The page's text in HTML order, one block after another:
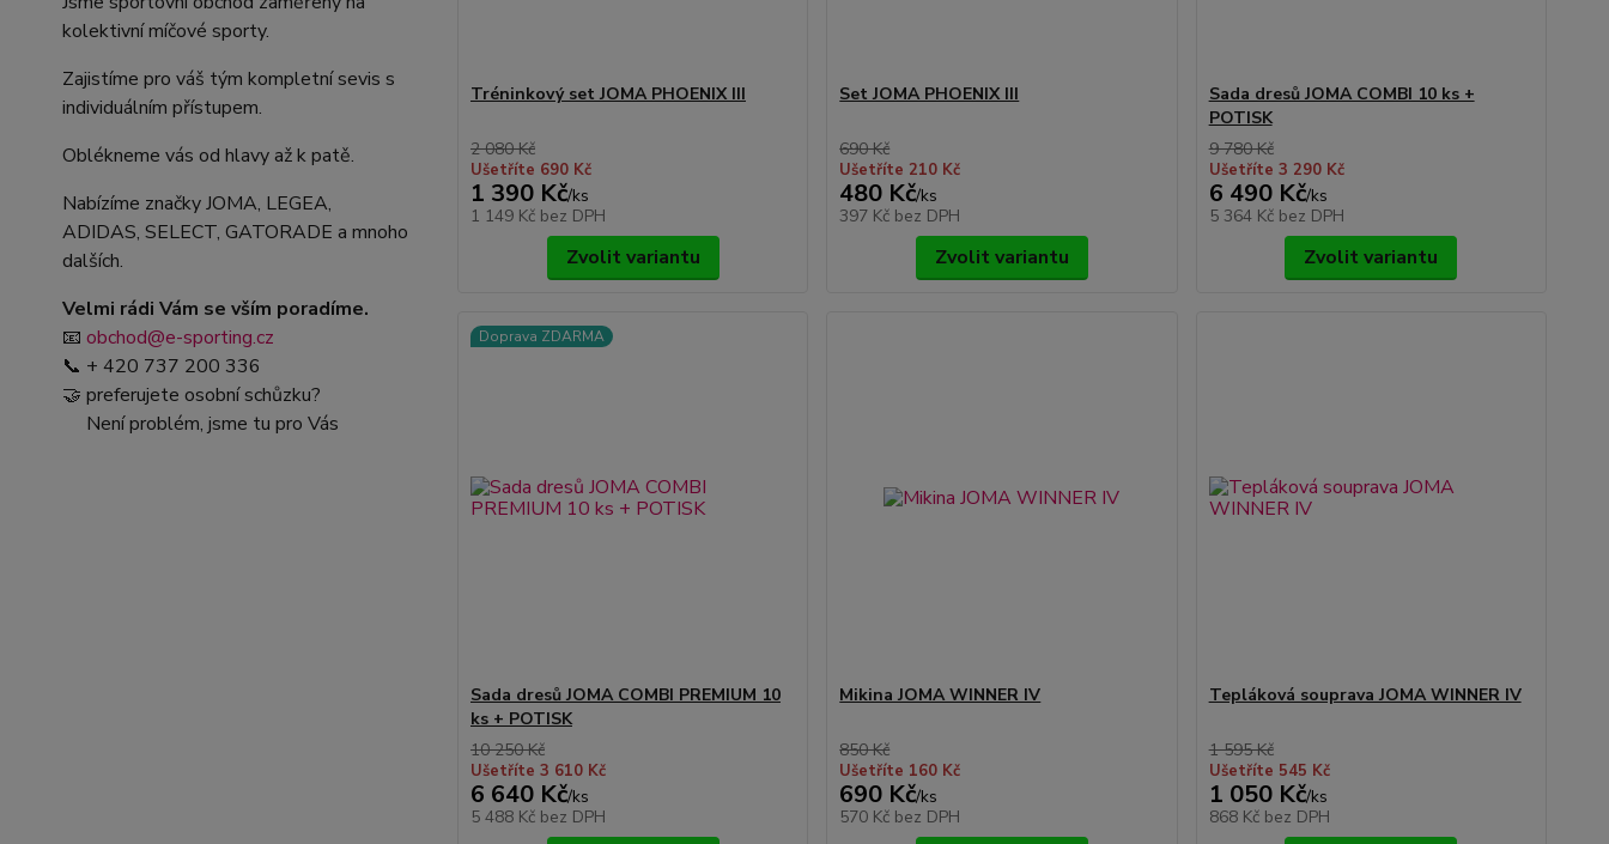
kolektivní míčové sporty.
Zajistíme pro váš tým kompletní sevis s
individuálním přístupem.
Oblékneme vás od hlavy až k patě.
Nabízíme značky JOMA, LEGEA,
ADIDAS, SELECT, GATORADE a mnoho
dalších.
Velmi rádi Vám se vším poradíme.
📧 obchod@e-sporting.cz
📞 + 420 737 200 336
🤝 preferujete osobní schůzku?
Není problém, jsme tu pro Vás
Tréninkový set JOMA PHOENIX III
2 080 Kč
Ušetříte 690 Kč
1 390 Kč/ks
1 149 Kč bez DPH
Zvolit variantu
Set JOMA PHOENIX III
690 Kč
Ušetříte 210 Kč
480 Kč/ks
397 Kč bez DPH
Zvolit variantu
Sada dresů JOMA COMBI 10 ks +
POTISK
9 780 Kč
Ušetříte 3 290 Kč
6 490 Kč/ks
5 364 Kč bez DPH
Zvolit variantu
Doprava ZDARMA
Sada dresů JOMA COMBI PREMIUM 10
ks + POTISK
10 250 Kč
Ušetříte 3 610 Kč
6 640 Kč/ks
5 488 Kč bez DPH
Mikina JOMA WINNER IV
850 Kč
Ušetříte 160 Kč
690 Kč/ks
570 Kč bez DPH
Tepláková souprava JOMA WINNER IV
1 595 Kč
Ušetříte 545 Kč
1 050 Kč/ks
868 Kč bez DPH